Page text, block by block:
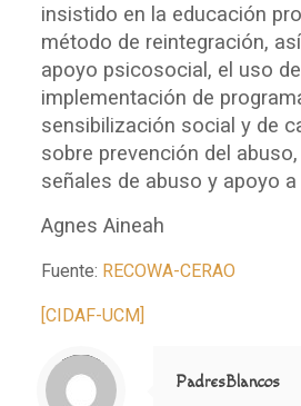
insistido en la educación
método de reintegración,
apoyo psicosocial, el uso
implementación de
sensibilización social y de
sobre prevención del
señales de abuso y apoyo
Agnes Aineah
Fuente: RECOWA-CERAO
[CIDAF-UCM]
Notice
: Trying to access array offset on value of type null in
/home/misioner/public_html/padresblancos/themes/betheme/includes/content-single.php
on line
286
PadresBlancos